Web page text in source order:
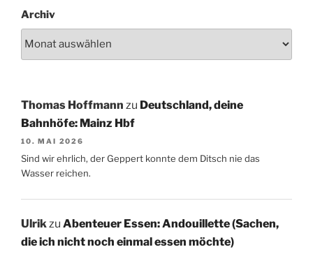
Archiv
Thomas Hoffmann zu Deutschland, deine
Bahnhöfe: Mainz Hbf
10. MAI 2026
Sind wir ehrlich, der Geppert konnte dem Ditsch nie das
Wasser reichen.
Ulrikzu Abenteuer Essen: Andouillette (Sachen,
die ich nicht noch einmal essen möchte)